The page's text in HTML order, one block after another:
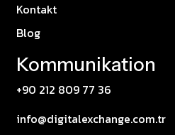
Kontakt
Blog
Kommunikation
+90 212 809 77 36
info@digitalexchange.com.tr